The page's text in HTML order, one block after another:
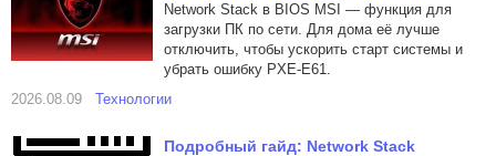
Network Stack в BIOS MSI — функция для
загрузки ПК по сети. Для дома её лучше
отключить, чтобы ускорить старт системы и
убрать ошибку PXE-E61.
2026.08.09
Технологии
Подробный гайд: Network Stack